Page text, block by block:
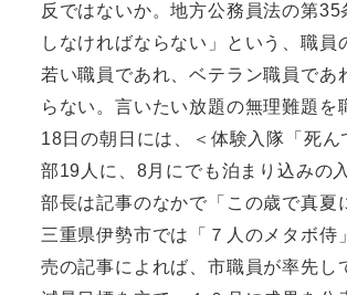
反ではないか。地方公務員法の第
しなければならない」という、職員
若い職員であれ、ベテラン職員で
らない。言いたい放題の無理難題を
18日の朝日には、＜体験入隊「死
部19人に、8月にでも泊まり込みの
部長は記事のなかで「この歳で真夏
三重県伊勢市では「７人のメタボ
売の記事によれば、市職員が率先